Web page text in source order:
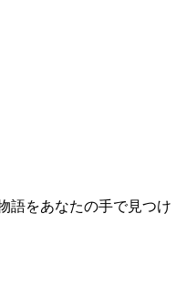
語をあなたの手で見つけ